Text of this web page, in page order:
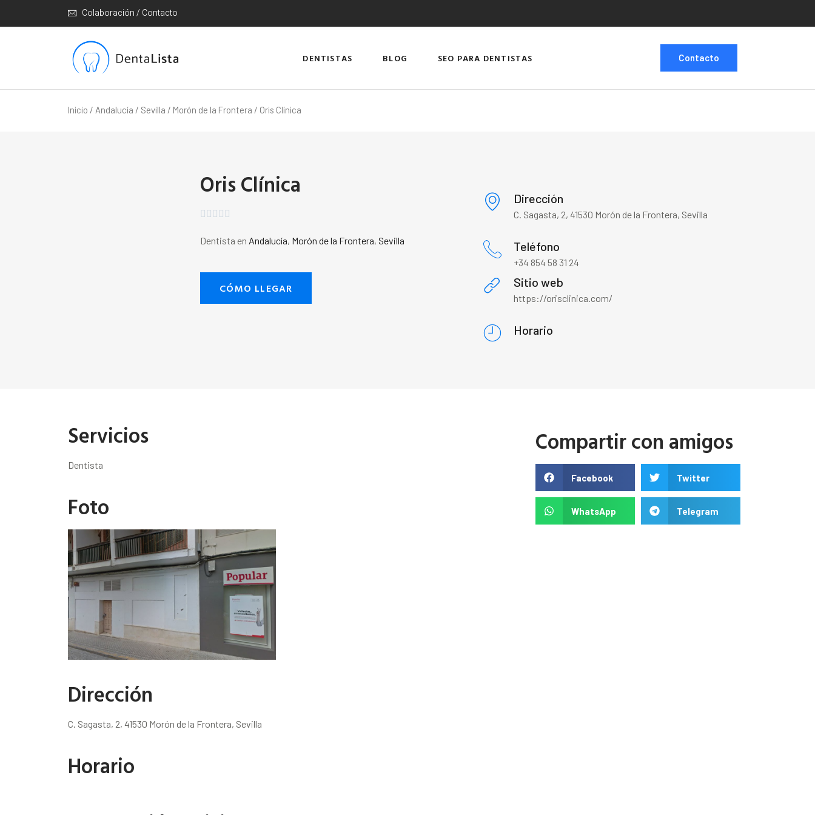
Colaboración / Contacto
DENTISTAS BLOG SEO PARA DENTISTAS Contacto
Inicio / Andalucía / Sevilla / Morón de la Frontera / Oris Clínica
Oris Clínica
    
Dentista en Andalucía, Morón de la Frontera, Sevilla
CÓMO LLEGAR
Dirección
C. Sagasta, 2, 41530 Morón de la Frontera, Sevilla
Teléfono
+34 854 58 31 24
Sitio web
https://orisclinica.com/
Horario
Servicios
Dentista
Foto
Dirección
C. Sagasta, 2, 41530 Morón de la Frontera, Sevilla
Horario
Compartir con amigos
Facebook Twitter
WhatsApp Telegram